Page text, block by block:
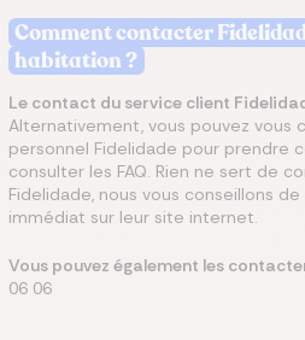
Comment contacter
habitation ?
Le contact du service client
Alternativement, vous pouvez vous
personnel Fidelidade pour prendre
consulter les FAQ. Rien ne sert de
Fidelidade, nous vous conseillons
immédiat sur leur site internet.
Vous pouvez également les
06 06